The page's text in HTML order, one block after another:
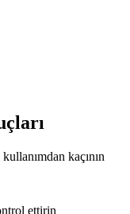
kaçının
ettirin